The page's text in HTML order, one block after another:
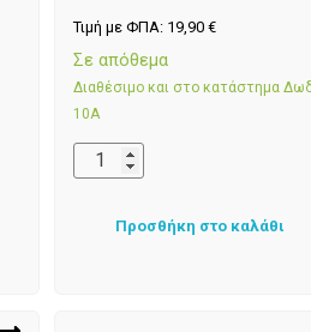
Τιμή με ΦΠΑ: 19,90€
Σε απόθεμα
Διαθέσιμο και στο κατάστημα
10Α
Προσθήκη στο καλάθι